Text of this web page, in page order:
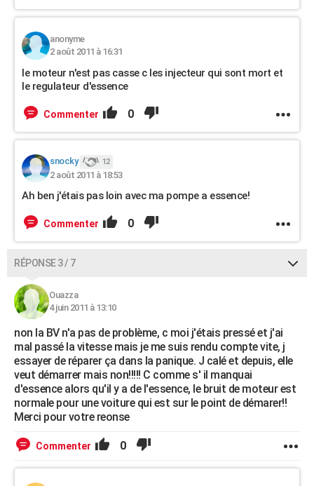
anonyme
2 août 2011 à 16:31
le moteur n'est pas casse c les injecteur qui sont mort et
le regulateur d'essence
Commenter 0
snocky 12
2 août 2011 à 18:53
Ah ben j'étais pas loin avec ma pompe a essence!
Commenter 0
RÉPONSE 3 / 7
Ouazza
4 juin 2011 à 13:10
non la BV n'a pas de problème, c moi j'étais pressé et j'ai
mal passé la vitesse mais je me suis rendu compte vite, j
essayer de réparer ça dans la panique. J calé et depuis, elle
veut démarrer mais non!!!!! C comme s' il manquai
d'essence alors qu'il y a de l'essence, le bruit de moteur est
normale pour une voiture qui est sur le point de démarer!!
Merci pour votre reonse
Commenter 0